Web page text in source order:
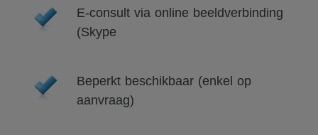
E-consult via online beeldverbinding
(Skype
Beperkt beschikbaar (enkel op
aanvraag)